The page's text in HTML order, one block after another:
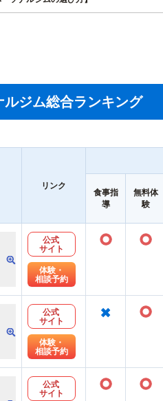
ジム総合ランキング
リンク
食事指
導
無料体
験
公式
サイト
体験・
相談予約
○ ○
公式
サイト
体験・
相談予約
× ○
公式
サイト
○ ○